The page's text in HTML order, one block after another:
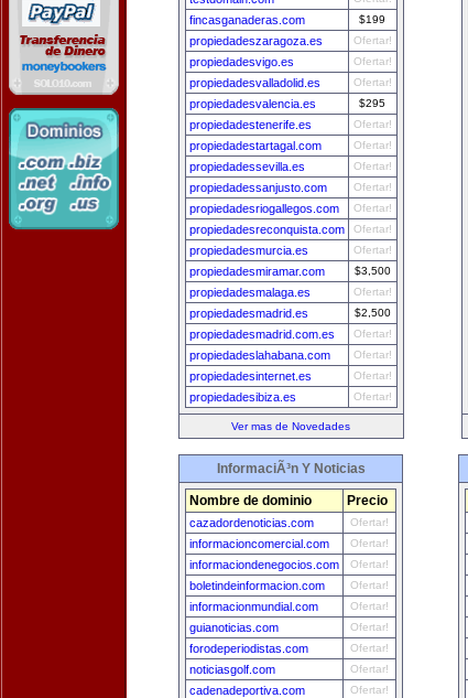
fincasganaderas.com $199
propiedadeszaragoza.es Ofertar!
propiedadesvigo.es Ofertar!
propiedadesvalladolid.es Ofertar!
propiedadesvalencia.es $295
propiedadestenerife.es Ofertar!
propiedadestartagal.com Ofertar!
propiedadessevilla.es Ofertar!
propiedadessanjusto.com Ofertar!
propiedadesriogallegos.com Ofertar!
propiedadesreconquista.com Ofertar!
propiedadesmurcia.es Ofertar!
propiedadesmiramar.com $3,500
propiedadesmalaga.es Ofertar!
propiedadesmadrid.es $2,500
propiedadesmadrid.com.es Ofertar!
propiedadeslahabana.com Ofertar!
propiedadesinternet.es Ofertar!
propiedadesibiza.es Ofertar!
Ver mas de Novedades
InformaciÃ³n Y Noticias
Nombre de dominio Precio
cazadordenoticias.com Ofertar!
informacioncomercial.com Ofertar!
informaciondenegocios.com Ofertar!
boletindeinformacion.com Ofertar!
informacionmundial.com Ofertar!
guianoticias.com Ofertar!
forodeperiodistas.com Ofertar!
noticiasgolf.com Ofertar!
cadenadeportiva.com Ofertar!